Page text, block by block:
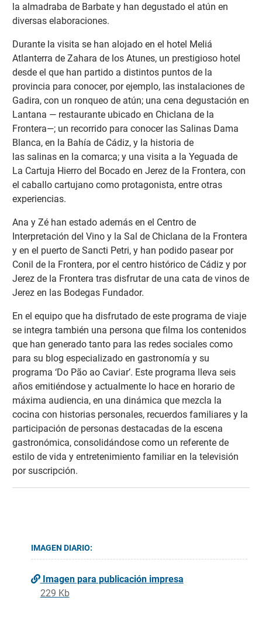
la almadraba de Barbate y han degustado el atún en
diversas elaboraciones.
Durante la visita se han alojado en el hotel Meliá
Atlanterra de Zahara de los Atunes, un prestigioso hotel
desde el que han partido a distintos puntos de la
provincia para conocer, por ejemplo, las instalaciones de
Gadira, con un ronqueo de atún; una cena degustación en
Lantana — restaurante ubicado en Chiclana de la
Frontera—; un recorrido para conocer las Salinas Dama
Blanca, en la Bahía de Cádiz, y la historia de
las salinas en la comarca; y una visita a la Yeguada de
La Cartuja Hierro del Bocado en Jerez de la Frontera, con
el caballo cartujano como protagonista, entre otras
experiencias.
Ana y Zé han estado además en el Centro de
Interpretación del Vino y la Sal de Chiclana de la Frontera
y en el puerto de Sancti Petri, y han podido pasear por
Conil de la Frontera, por el centro histórico de Cádiz y por
Jerez de la Frontera tras disfrutar de una cata de vinos de
Jerez en las Bodegas Fundador.
En el equipo que ha disfrutado de este programa de viaje
se integra también una persona que filma los contenidos
que han generado tanto para las redes sociales como
para su blog especializado en gastronomía y su
programa ‘Do Pão ao Caviar’. Este programa lleva seis
años emitiéndose y actualmente lo hace en horario de
máxima audiencia, en una dinámica que mezcla la
cocina con historias personales, recuerdos familiares y la
participación de personas destacadas de la escena
gastronómica, consolidándose como un referente de
estilo de vida y entretenimiento familiar en la televisión
por suscripción.
IMAGEN DIARIO:
Imagen para publicación impresa
229 Kb